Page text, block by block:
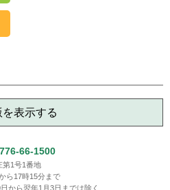
を表示する
66-1500
第1号1番地
ら17時15分まで
から翌年1月3日までは除く